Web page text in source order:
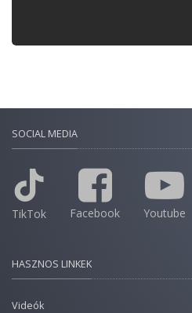
SOCIAL MEDIA
TikTok Facebook Youtube
HASZNOS LINKEK
Videók